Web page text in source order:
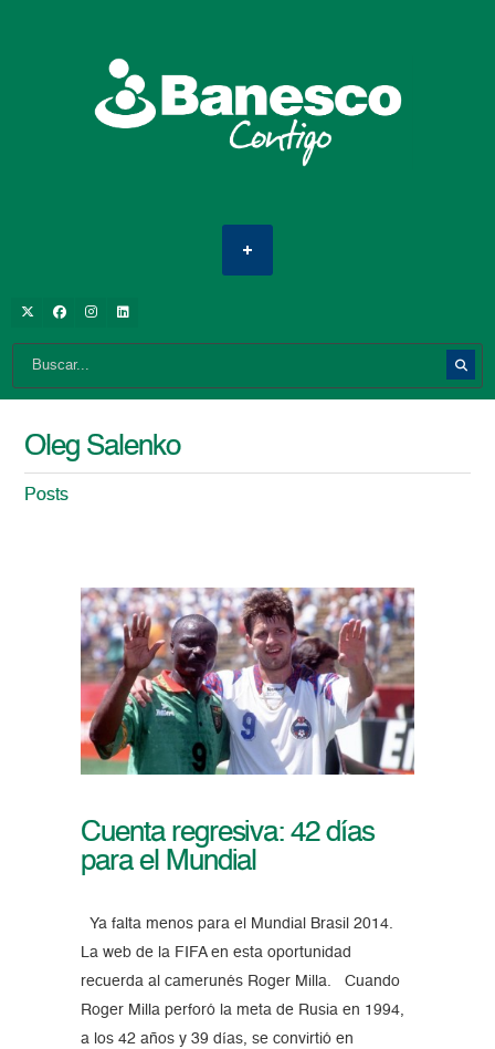
Oleg Salenko
Posts
Cuenta regresiva: 42 días
para el Mundial
Ya falta menos para el Mundial Brasil 2014.
La web de la FIFA en esta oportunidad
recuerda al camerunés Roger Milla. Cuando
Roger Milla perforó la meta de Rusia en 1994,
a los 42 años y 39 días, se convirtió en